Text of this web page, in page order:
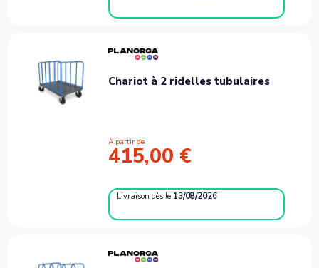
Chariot à 2 ridelles tubulaires
À partir de
415,00 €
Livraisondès le 13/08/2026